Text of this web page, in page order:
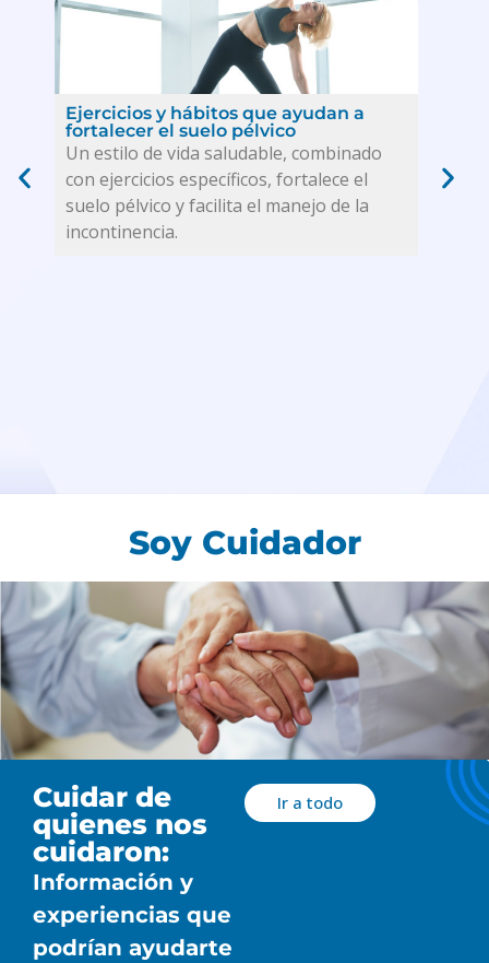
Ejercicios y hábitos que ayudan a
fortalecer el suelo pélvico
Un estilo de vida saludable, combinado
con ejercicios específicos, fortalece el
suelo pélvico y facilita el manejo de la
incontinencia.
Un
Soy Cuidador
Cuidar de
quienes nos
cuidaron:
Información y
experiencias que
podrían ayudarte
Ir a todo